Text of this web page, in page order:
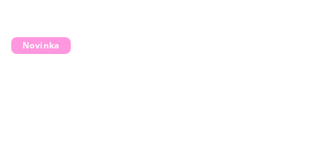
Novinka